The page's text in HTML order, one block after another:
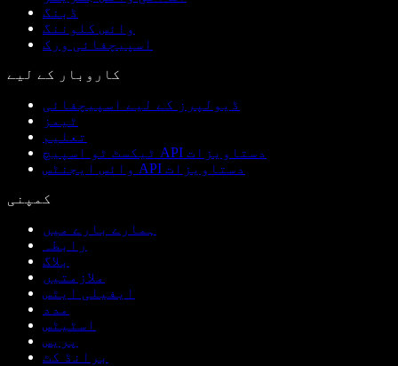
ڈبنگ
وائس کلوننگ
اسپیچفائی ورک
کاروبار کے لیے
ڈیولپرز کے لیے اسپیچفائی
ٹیمز
تعلیم
ٹیکسٹ ٹو اسپیچ API دستاویزات
وائس ایجنٹس API دستاویزات
کمپنی
ہمارے بارے میں
رابطہ
بلاگ
ملازمتیں
ایفیلی ایٹس
مدد
اسٹیٹس
پریس
برانڈ کٹ